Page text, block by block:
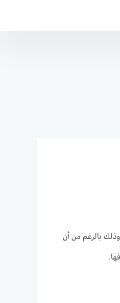
وذلك بالرغم من أن